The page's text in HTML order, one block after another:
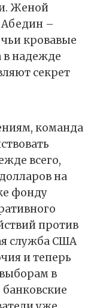
Женой
–
кровавые
в надежде
секрет
команда
всего,
на
фонду
против
служба США
и теперь
в
банковские